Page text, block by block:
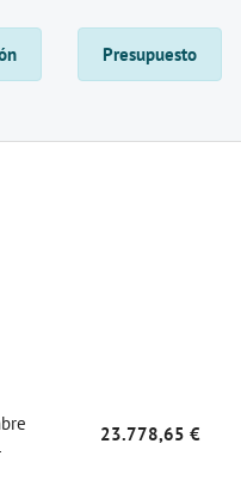
Presupuesto
23.778,65 €